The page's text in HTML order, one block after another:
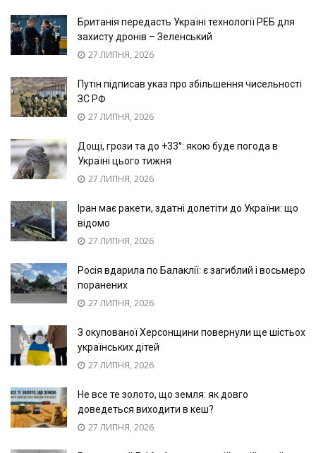
Британія передасть Україні технології РЕБ для
захисту дронів – Зеленський
27 ЛИПНЯ, 2026
Путін підписав указ про збільшення чисельності
ЗС РФ
27 ЛИПНЯ, 2026
Дощі, грози та до +33°: якою буде погода в
Україні цього тижня
27 ЛИПНЯ, 2026
Іран має ракети, здатні долетіти до України: що
відомо
27 ЛИПНЯ, 2026
Росія вдарила по Балаклії: є загиблий і восьмеро
поранених
27 ЛИПНЯ, 2026
З окупованої Херсонщини повернули ще шістьох
українських дітей
27 ЛИПНЯ, 2026
Не все те золото, що земля: як довго
доведеться виходити в кеш?
27 ЛИПНЯ, 2026